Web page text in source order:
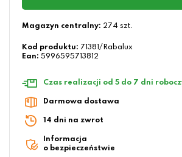
Magazyn centralny: 274 szt.
Kod produktu: 71381/Rabalux
Ean: 5996595713812
Czas realizacji od 5 do 7 dni
Darmowa dostawa
14 dni na zwrot
Informacja
o bezpieczeństwie